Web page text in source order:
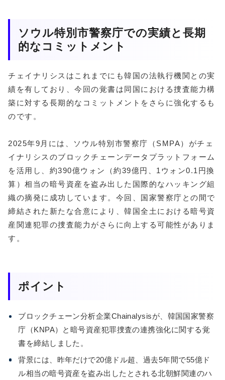
ソウル特別市警察庁での実績と長期
的なコミットメント
チェイナリシスはこれまでにも韓国の法執行機関との実
績を有しており、今回の覚書は同国における捜査能力構
築に対する長期的なコミットメントをさらに強化するも
のです。
2025年9月には、ソウル特別市警察庁（SMPA）がチェ
イナリシスのブロックチェーンデータプラットフォーム
を活用し、約390億ウォン（約39億円、1ウォン0.1円換
算）相当の暗号資産を盗み出した国際的なハッキング組
織の摘発に成功しています。今回、国家警察庁との間で
締結された新たな合意により、韓国全土における暗号資
産関連犯罪の捜査能力がさらに向上する可能性がありま
す。
ポイント
ブロックチェーン分析企業Chainalysisが、韓国国家警察
庁（KNPA）と暗号資産犯罪捜査の連携強化に関する覚
書を締結しました。
背景には、昨年だけで20億ドル超、過去5年間で55億ド
ル相当の暗号資産を盗み出したとされる北朝鮮関連のハ